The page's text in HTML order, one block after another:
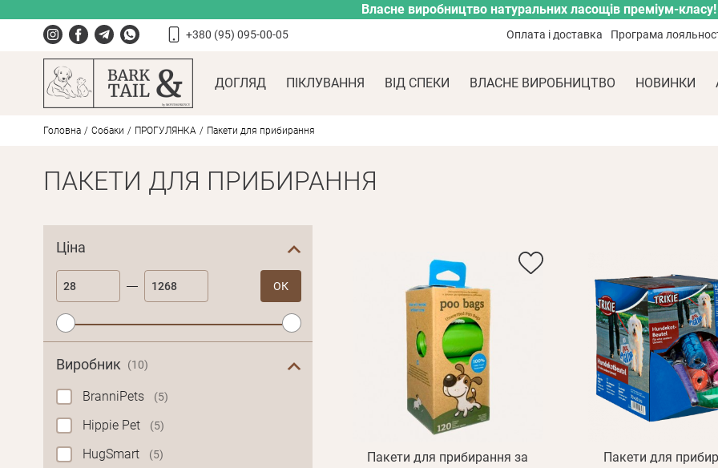
Власне виробництво натуральних ласощів преміум-класу!
+380 (95) 095-00-05 Оплата і доставка Програма
ДОГЛЯД ПІКЛУВАННЯ ВІД СПЕКИ ВЛАСНЕ ВИРОБНИЦТВО НОВИНКИ
Головна Собаки ПРОГУЛЯНКА Пакети для прибирання
ПАКЕТИ ДЛЯ ПРИБИРАННЯ
Ціна
ОК
Виробник (10)
BranniPets (5)
Hippie Pet (5)
HugSmart (5)
Пакети для прибирання за
Пакети для